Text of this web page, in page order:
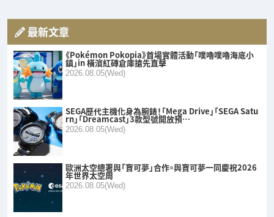
最新文章
《Pokémon Pokopia》首場實體活動「噗嚕噗嚕海底小
鎮」in 橫濱紅磚倉庫搶先直擊
2026.08.05(Wed)
SEGA歷代主機化身為腕錶！「Mega Drive」「SEGA Satu
rn」「Dreamcast」3款型號開放預…
2026.08.05(Wed)
歐洲太空總署與「寶可夢」合作。與寶可夢一同慶祝2026
年世界太空周
2026.08.05(Wed)